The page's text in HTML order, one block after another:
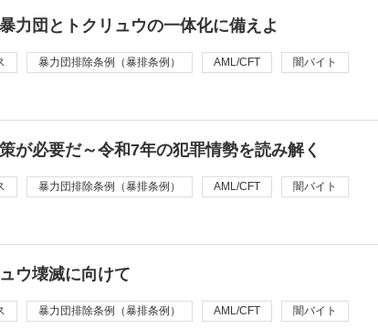
力団とトクリュウの一体化に備えよ
暴力団排除条例（暴排条例） AML/CFT 闇バイト
が必要だ～令和7年の犯罪情勢を読み解く
暴力団排除条例（暴排条例） AML/CFT 闇バイト
ウ壊滅に向けて
暴力団排除条例（暴排条例） AML/CFT 闇バイト